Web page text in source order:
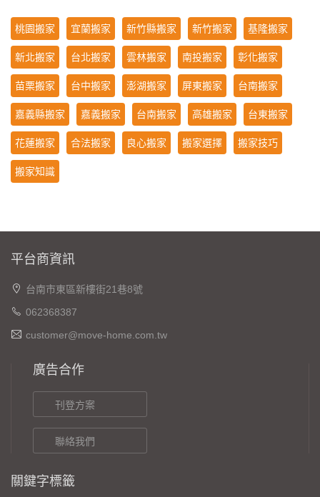
桃園搬家 宜蘭搬家 新竹縣搬家 新竹搬家 基隆搬家
新北搬家 台北搬家 雲林搬家 南投搬家 彰化搬家
苗栗搬家 台中搬家 澎湖搬家 屏東搬家 台南搬家
嘉義縣搬家 嘉義搬家 台南搬家 高雄搬家 台東搬家
花蓮搬家 合法搬家 良心搬家 搬家選擇 搬家技巧
搬家知識
平台商資訊
台南市東區新樓街21巷8號
062368387
customer@move-home.com.tw
廣告合作
刊登方案
聯絡我們
關鍵字標籤